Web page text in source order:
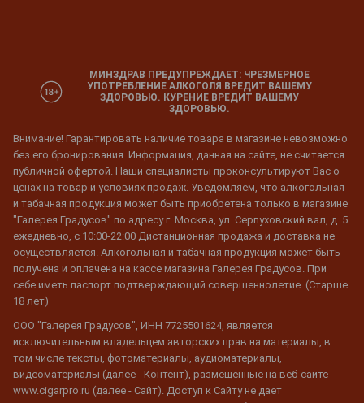
МИНЗДРАВ ПРЕДУПРЕЖДАЕТ: ЧРЕЗМЕРНОЕ
УПОТРЕБЛЕНИЕ АЛКОГОЛЯ ВРЕДИТ ВАШЕМУ
ЗДОРОВЬЮ. КУРЕНИЕ ВРЕДИТ ВАШЕМУ
ЗДОРОВЬЮ.
Внимание! Гарантировать наличие товара в магазине невозможно
без его бронирования. Информация, данная на сайте, не считается
публичной офертой. Наши специалисты проконсультируют Вас о
ценах на товар и условиях продаж. Уведомляем, что алкогольная
и табачная продукция может быть приобретена только в магазине
"Галерея Градусов" по адресу г. Москва, ул. Серпуховский вал, д. 5
ежедневно, с 10:00-22:00 Дистанционная продажа и доставка не
осуществляется. Алкогольная и табачная продукция может быть
получена и оплачена на кассе магазина Галерея Градусов. При
себе иметь паспорт подтверждающий совершеннолетие. (Старше
18 лет)
ООО "Галерея Градусов", ИНН 7725501624, является
исключительным владельцем авторских прав на материалы, в
том числе тексты, фотоматериалы, аудиоматериалы,
видеоматериалы (далее - Контент), размещенные на веб-сайте
www.cigarpro.ru (далее - Сайт). Доступ к Сайту не дает